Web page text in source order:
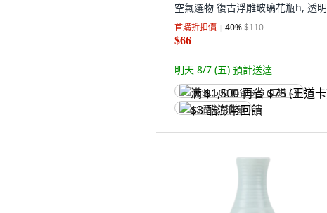
空氣選物 復古浮雕玻璃花瓶h, 透明
首購折扣價 40%$110
$66
明天 8/7 (五) 預計送達
满 $1,500 再省 $75 (王道卡)
$3 酷澎幣回饋